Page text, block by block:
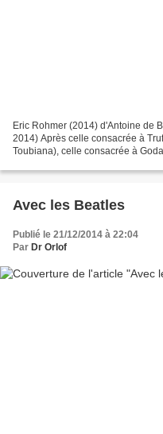
Eric Rohmer (2014) d'Antoine de
2014) Après celle consacrée à
Toubiana), celle consacrée à
Avec les Beatles
Publié le 21/12/2014 à 22:04
Par Dr Orlof